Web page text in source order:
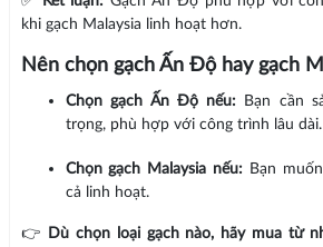
khi gạch Malaysia linh hoạt hơn.
Nên chọn gạch Ấn Độ hay gạch
Chọn gạch Ấn Độ nếu: Bạn cần
trọng, phù hợp với công trình lâu dài.
Chọn gạch Malaysia nếu:Bạn muốn
cả linh hoạt.
👉
Dù chọn loại gạch nào, hãy mua từ